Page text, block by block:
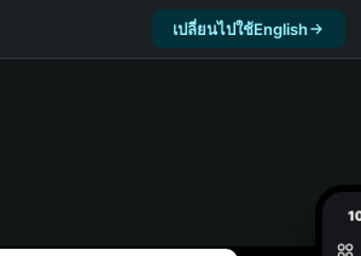
เปลี่ยนไปใช้English